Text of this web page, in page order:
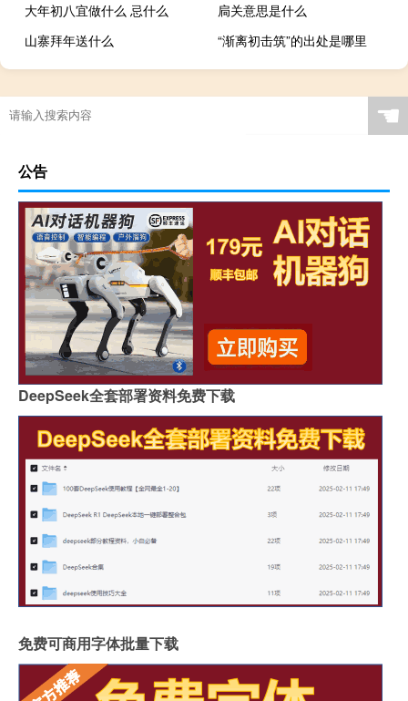
大年初八宜做什么 忌什么
扃关意思是什么
山寨拜年送什么
“渐离初击筑”的出处是哪里
☚
公告
DeepSeek全套部署资料免费下载
免费可商用字体批量下载